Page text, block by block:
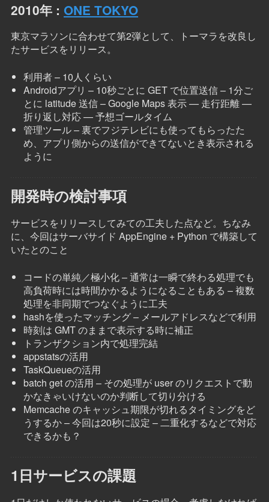
2010年 : ONE TOKYO
東京マラソンに合わせて第2弾として、トーマラを改良し
たサービスをリリース。
利用者 – 10人くらい
Androidアプリ – 10秒ごとに GET で位置送信 – 1分ご
とに latitude 送信 – Google Maps 表示 — 走行距離 —
折り返し対応 — 予想ゴールタイム
管理ツール – 裏でフジテレビにも使ってもらったた
め、アプリ側からの送信ができてないとき表示される
ように
開発時の検討事項
サービスをリリースしてみての工夫した点など。ちなみ
に、今回はサーバサイド AppEngine + Python で構築して
いたとのこと
コードの単純／極小化 – 通常は一瞬で終わる処理でも
高負荷時には時間かかるようになることもある – 複数
処理を非同期でつなぐように工夫
hashを使ったマッチング – メールアドレスなどで利用
時刻は GMT のままで表示する時に補正
トランザクション内で処理完結
appstatsの活用
TaskQueueの活用
batch get の活用 – その処理が user のリクエストで動
かなきゃいけないのか判断して切り分ける
Memcache のキャッシュ期限が切れるタイミングをど
うするか – 今回は20秒に設定 – 二重化するなどで対応
できるかも？
1日サービスの課題